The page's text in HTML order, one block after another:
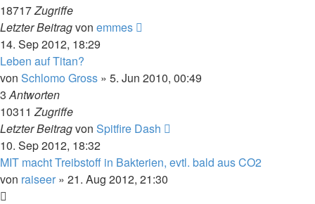
18717Zugriffe
Letzter Beitragvon emmes
14. Sep 2012, 18:29
Leben auf Titan?
von Schlomo Gross » 5. Jun 2010, 00:49
3Antworten
10311Zugriffe
Letzter Beitragvon Spitfire Dash
10. Sep 2012, 18:32
MIT macht Treibstoff in Bakterien, evtl. bald aus CO2
von raiseer » 21. Aug 2012, 21:30